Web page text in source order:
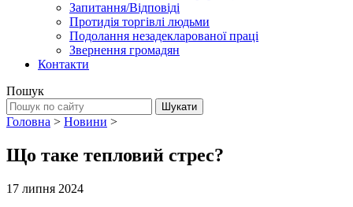
Запитання/Відповіді
Протидія торгівлі людьми
Подолання незадекларованої праці
Звернення громадян
Контакти
Пошук
Головна > Новини >
Що таке тепловий стрес?
17 липня 2024